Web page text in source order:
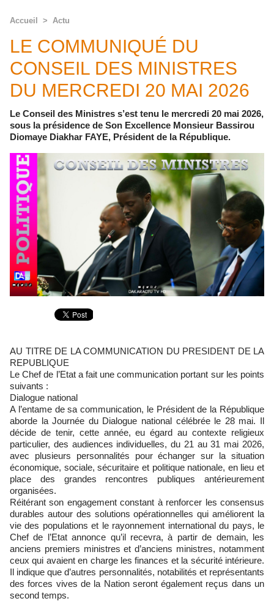
Accueil > Actu
LE COMMUNIQUÉ DU
CONSEIL DES MINISTRES
DU MERCREDI 20 MAI 2026
Le Conseil des Ministres s’est tenu le mercredi 20 mai 2026,
sous la présidence de Son Excellence Monsieur Bassirou
Diomaye Diakhar FAYE, Président de la République.
AU TITRE DE LA COMMUNICATION DU PRESIDENT DE LA
REPUBLIQUE
Le Chef de l’Etat a fait une communication portant sur les points
suivants :
Dialogue national
A l’entame de sa communication, le Président de la République
aborde la Journée du Dialogue national célébrée le 28 mai. Il
décide de tenir, cette année, eu égard au contexte religieux
particulier, des audiences individuelles, du 21 au 31 mai 2026,
avec plusieurs personnalités pour échanger sur la situation
économique, sociale, sécuritaire et politique nationale, en lieu et
place des grandes rencontres publiques antérieurement
organisées.
Réitérant son engagement constant à renforcer les consensus
durables autour des solutions opérationnelles qui améliorent la
vie des populations et le rayonnement international du pays, le
Chef de l’Etat annonce qu’il recevra, à partir de demain, les
anciens premiers ministres et d’anciens ministres, notamment
ceux qui avaient en charge les finances et la sécurité intérieure.
Il indique que d’autres personnalités, notabilités et représentants
des forces vives de la Nation seront également reçus dans un
second temps.